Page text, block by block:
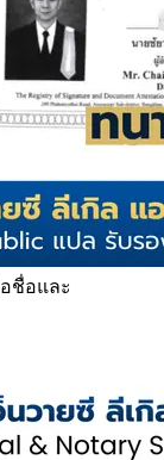
ชื่อและ